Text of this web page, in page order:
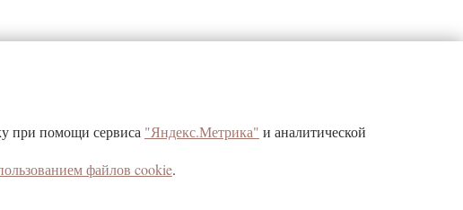
КОНТАКТЫ
Республика Хакасия, 655017
при помощи сервиса "Яндекс.Метрика" и аналитической
файлов cookie.